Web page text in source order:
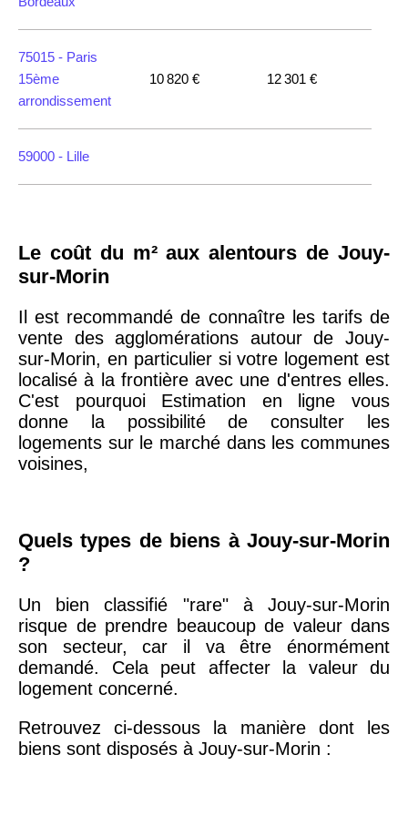
75015 - Paris
15ème
arrondissement
10 820 € 12 301 €
59000 - Lille
75018 - Paris
arrondissement
75020 -Paris
20ème
arrondissement
9 623 € 11 141 €
75019 -Paris
51100 -
75013 - Paris
13ème
arrondissement
10 073 € 11 085 €
76600 - 2 453 €
Le coût du m² aux alentours de Jouy-
sur-Morin
Il est recommandé de connaître les tarifs de
vente des agglomérations autour de Jouy-
sur-Morin, en particulier si votre logement est
localisé à la frontière avec une d'entres elles.
C'est pourquoi Estimation en ligne vous
donne la possibilité de consulter les
logements sur le marché dans les communes
voisines,
Quels types de biens à Jouy-sur-Morin
?
Un bien classifié "rare" à Jouy-sur-Morin
risque de prendre beaucoup de valeur dans
son secteur, car il va être énormément
demandé. Cela peut affecter la valeur du
logement concerné.
Retrouvez ci-dessous la manière dont les
biens sont disposés à Jouy-sur-Morin :